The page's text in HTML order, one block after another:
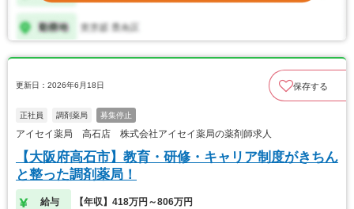
更新日：2026年6月18日 保存する
正社員 調剤薬局 募集停止
アイセイ薬局 高石店 株式会社アイセイ薬局の薬剤師求人
【大阪府高石市】教育・研修・キャリア制度がきちん
と整った調剤薬局！
給与 【年収】418万円～806万円